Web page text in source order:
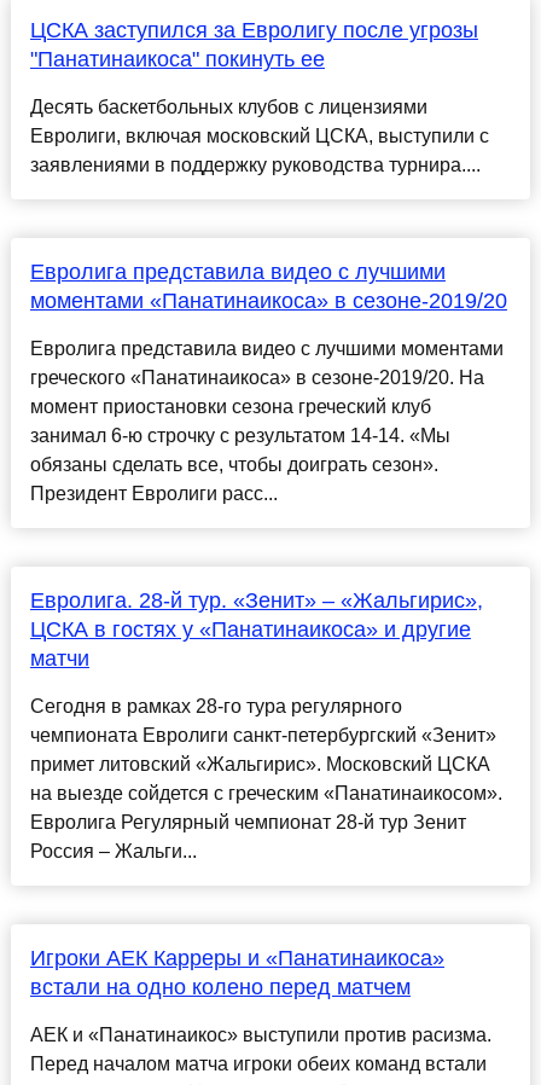
ЦСКА заступился за Евролигу после угрозы
"Панатинаикоса" покинуть ее
Десять баскетбольных клубов с лицензиями
Евролиги, включая московский ЦСКА, выступили с
заявлениями в поддержку руководства турнира....
Евролига представила видео с лучшими
моментами «Панатинаикоса» в сезоне-2019/20
Евролига представила видео с лучшими моментами
греческого «Панатинаикоса» в сезоне-2019/20. На
момент приостановки сезона греческий клуб
занимал 6-ю строчку с результатом 14-14. «Мы
обязаны сделать все, чтобы доиграть сезон».
Президент Евролиги расс...
Евролига. 28-й тур. «Зенит» – «Жальгирис»,
ЦСКА в гостях у «Панатинаикоса» и другие
матчи
Сегодня в рамках 28-го тура регулярного
чемпионата Евролиги санкт-петербургский «Зенит»
примет литовский «Жальгирис». Московский ЦСКА
на выезде сойдется с греческим «Панатинаикосом».
Евролига Регулярный чемпионат 28-й тур Зенит
Россия – Жальги...
Игроки АЕК Карреры и «Панатинаикоса»
встали на одно колено перед матчем
АЕК и «Панатинаикос» выступили против расизма.
Перед началом матча игроки обеих команд встали